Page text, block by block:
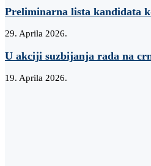
Preliminarna lista kandidata
29. Aprila 2026.
U akciji suzbijanja rada na
19. Aprila 2026.